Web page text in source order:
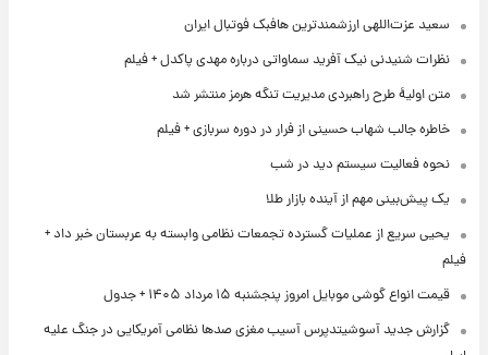
سعید عزت‌اللهی ارزشمندترین هافبک فوتبال ایران
نظرات شنیدنی نیک آفرید سماواتی درباره مهدی پاکدل + فیلم
متن اولیۀ طرح راهبردی مدیریت تنگه هرمز منتشر شد
خاطره جالب شهاب حسینی از فرار در دوره سربازی + فیلم
نحوه فعالیت سیستم دید در شب
یک پیش‌بینی مهم از آینده بازار طلا
یحیی سریع از عملیات گسترده تجمعات نظامی وابسته به عربستان خبر داد +
فیلم
قیمت انواع گوشی موبایل امروز پنجشنبه ۱۵ مرداد ۱۴۰۵ + جدول
گزارش جدید آسوشیتدپرس آسیب مغزی صدها نظامی آمریکایی در جنگ علیه